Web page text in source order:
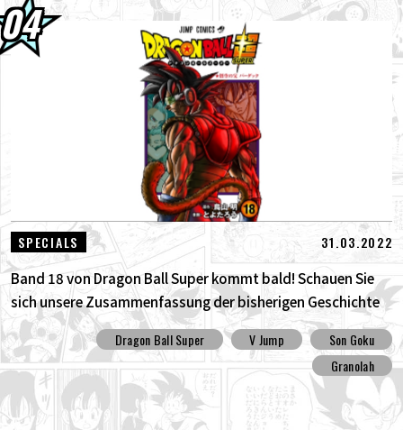
SPECIALS 31.03.2022
Band 18 von Dragon Ball Super kommt bald! Schauen Sie
sich unsere Zusammenfassung der bisherigen Geschichte
an !!
Dragon Ball Super V Jump
Son Goku
Granolah